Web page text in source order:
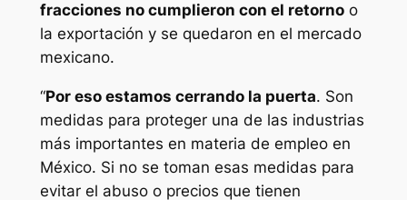
fracciones no cumplieron con el retornoo
la exportación y se quedaron en el mercado
mexicano.
“Por eso estamos cerrando la puerta. Son
medidas para proteger una de las industrias
más importantes en materia de empleo en
México. Si no se toman esas medidas para
evitar el abuso o precios que tienen